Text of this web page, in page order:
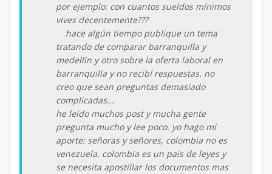
por ejemplo: con cuantos sueldos mínimos
vives decentemente???
hace algún tiempo publique un tema
tratando de comparar barranquilla y
medellin y otro sobre la oferta laboral en
barranquilla y no recibí respuestas. no
creo que sean preguntas demasiado
complicadas...
he leído muchos post y mucha gente
pregunta mucho y lee poco. yo hago mi
aporte: señoras y señores, colombia no es
venezuela. colombia es un pais de leyes y
se necesita apostillar los documentos mas